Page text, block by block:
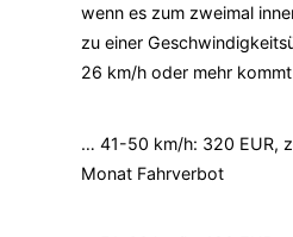
wenn es zum zweimal
zu einer
26 km/h oder mehr kommt
… 41-50 km/h: 320 EUR,
Monat Fahrverbot